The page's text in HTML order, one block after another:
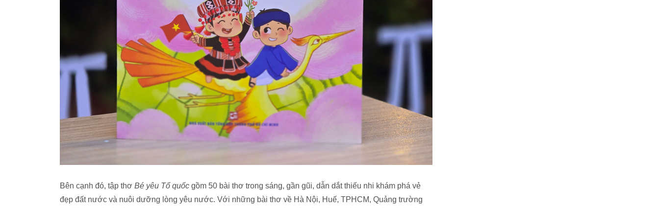
Bên cạnh đó, tập thơ Bé yêu Tổ quốc gồm 50 bài thơ trong sáng, gần gũi, dẫn dắt thiếu nhi khám phá vẻ
đẹp đất nước và nuôi dưỡng lòng yêu nước. Với những bài thơ về Hà Nội, Huế, TPHCM, Quảng trường